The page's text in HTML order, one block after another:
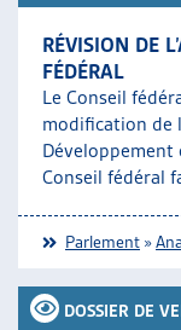
RÉVISION DE
FÉDÉRAL
Le Conseil
modification de
Développement
Conseil fédéral
Parlement »
DOSSIER DE